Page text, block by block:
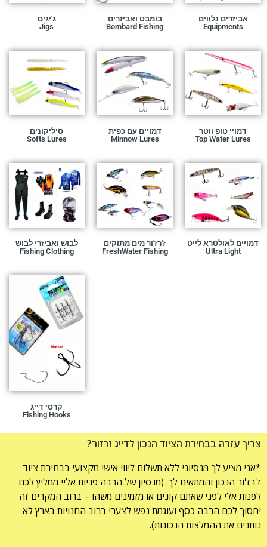
אביזרים נלווים
Equipments
דמויי טופ ווטר
Top Water Lures
דמויים לאולטרא לייט
Ultra Light
בומבט ואביזרים
Bombard Fishing
דמויים עם כפית
Minnow Lures
ז'רז'ור מים מתוקים
FreshWater Fishing
ג'יגים
Jigs
סיליקונים
Softs Lures
לבוש ואביזרי לבוש
Fishing Clothing
קרסי דייג
Fishing Hooks
צריך עזרה בבחירת הציוד הנכון לדייג זרזור?
*אני מציע לך מנסיוני ללא תשלום ליווי אישי מקצועי בבחירת ציוד
ז'רז'ור הנכון והמתאים לך. (מנסיון של הרבה פניות אליי ממליץ לכם
לפנות אלי לפני שאתם קונים או מזמינים משהו – ברוב המקרים זה
יחסוך לכם הרבה כסף ועוגמת נפש לצערי ברוב החנויות בארץ לא
נותנים את ההמלצות הנכונות).